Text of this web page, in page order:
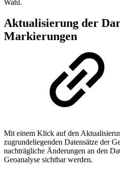
Wahl.
Aktualisierung der
Markierungen
Mit einem Klick auf den
zugrundeliegenden Datensätze der
nachträgliche Änderungen an den
Geoanalyse sichtbar werden.